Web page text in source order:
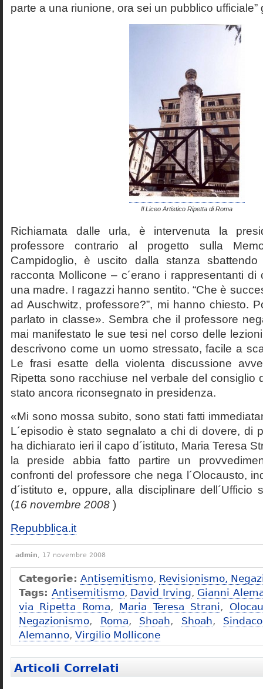
parte a una riunione, ora sei un pubblico ufficiale”
Il Liceo Artistico Ripetta di Roma
Richiamata dalle urla, è intervenuta la
professore contrario al progetto sulla
Campidoglio, è uscito dalla stanza
racconta Mollicone – c´erano i rappresentanti
una madre. I ragazzi hanno sentito. “Che è
ad Auschwitz, professore?”, mi hanno chiesto.
parlato in classe». Sembra che il professore
mai manifestato le sue tesi nel corso delle
descrivono come un uomo stressato, facile a
Le frasi esatte della violenta discussione
Ripetta sono racchiuse nel verbale del consiglio
stato ancora riconsegnato in presidenza.
«Mi sono mossa subito, sono stati fatti
L´episodio è stato segnalato a chi di dovere, di
ha dichiarato ieri il capo d´istituto, Maria Teresa
la preside abbia fatto partire un
confronti del professore che nega l´Olocausto,
d´istituto e, oppure, alla disciplinare dell´Ufficio
(16 novembre 2008 )
Repubblica.it
admin, 17 novembre 2008
Categorie: Antisemitismo, Revisionismo,
Tags: Antisemitismo, David Irving, Gianni
via Ripetta Roma, Maria Teresa Strani,
Negazionismo, Roma, Shoah, Shoah,
Alemanno, Virgilio Mollicone
Articoli Correlati